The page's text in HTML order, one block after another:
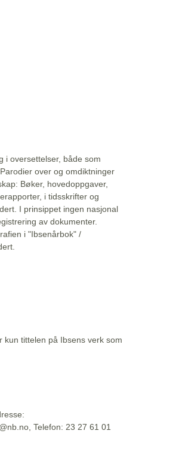
i oversettelser, både som
over og omdiktninger
Bøker, hovedoppgaver,
i tidsskrifter og
I prinsippet ingen nasjonal
av dokumenter.
i "Ibsenårbok" /
tittelen på Ibsens verk som
Telefon: 23 27 61 01